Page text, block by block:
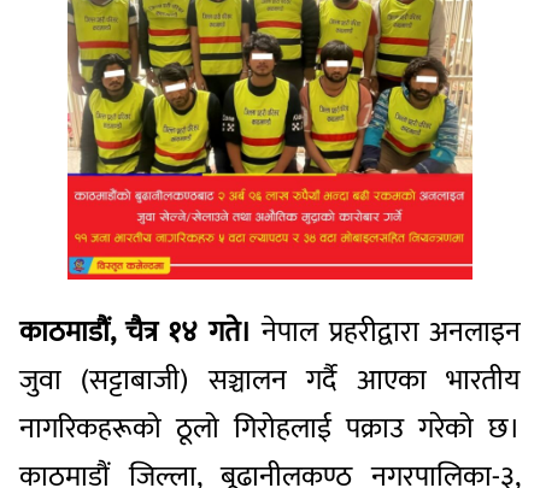
काठमाडौं, चैत्र १४ गते। नेपाल प्रहरीद्वारा अनलाइन
जुवा (सट्टाबाजी) सञ्चालन गर्दै आएका भारतीय
नागरिकहरूको ठूलो गिरोहलाई पक्राउ गरेको छ।
काठमाडौं जिल्ला, बूढानीलकण्ठ नगरपालिका-३,